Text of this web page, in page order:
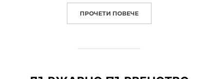
ПРОЧЕТИ ПОВЕЧЕ„ДЪРЖАВНО